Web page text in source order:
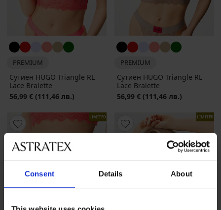
Consent Details About
PREMIUM
Сутиен HUGO Triangle RL
Lace Bralette
56,99 € (111,46 лв.)
PREMIUM
Сутиен HUGO Triangle RL
Lace Bralette
56,99 € (111,46 лв.)
LIMITED LIMITED